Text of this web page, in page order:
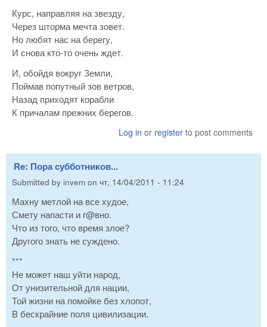
Курс, направляя на звезду,
Через шторма мечта зовет.
Но любят нас на берегу,
И снова кто-то очень ждет.
И, обойдя вокруг Земли,
Поймав попутный зов ветров,
Назад приходят корабли
К причалам прежних берегов.
Log in or register to post comments
Re: Пора субботников...
Submitted by invem on чт, 14/04/2011 - 11:24
Махну метлой на все худое,
Смету напасти и г@вно.
Что из того, что время злое?
Другого знать не суждено.
***
Не может наш уйти народ,
От унизительной для нации,
Той жизни на помойке без хлопот,
В бескрайние поля цивилизации.